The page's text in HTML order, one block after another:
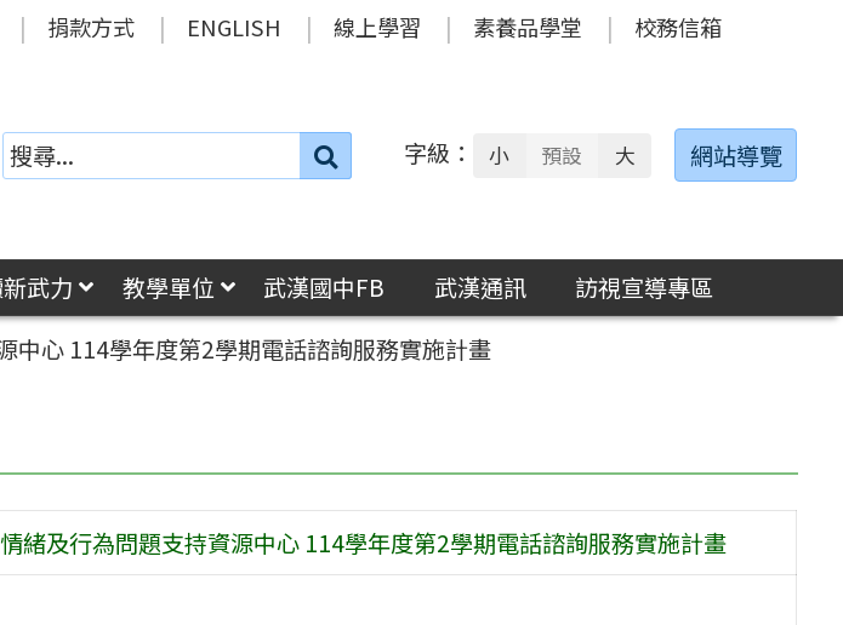
捐款方式 ENGLISH 線上學習 素養品學堂 校務信箱
搜
字級： 小 預設 大 網站導覽
武力 教學單位 武漢國中FB 武漢通訊
訪視宣導專區
中心 114學年度第2學期電話諮詢服務實施計畫
緒及行為問題支持資源中心 114學年度第2學期電話諮詢服務實施計畫